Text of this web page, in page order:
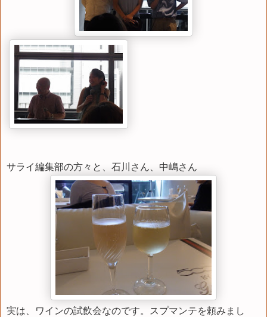
サライ編集部の方々と、石川さん、中嶋さん
実は、ワインの試飲会なのです。スプマンテを頼みまし